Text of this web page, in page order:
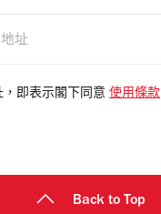
即表示閣下同意 使用條款
Back to Top